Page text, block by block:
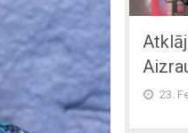
23.